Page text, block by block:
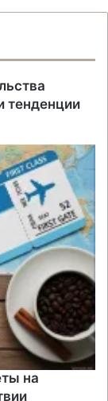
тенденции
на